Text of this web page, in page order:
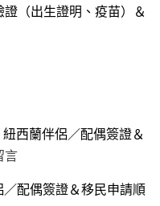
證（出生證明、疫苗）＆
紐西蘭伴侶／配偶簽證＆
言
／配偶簽證＆移民申請順